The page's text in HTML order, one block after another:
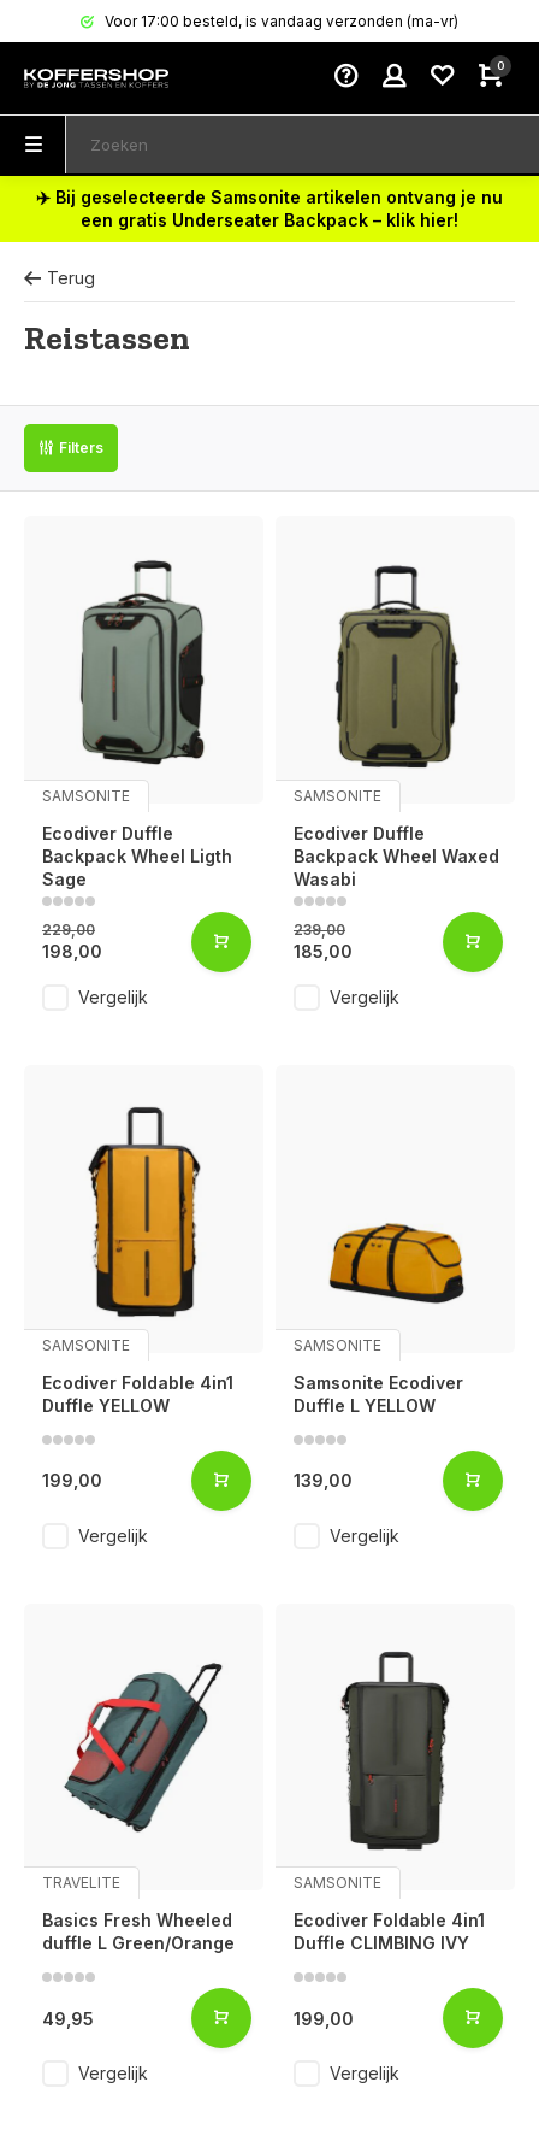
Voor 17:00 besteld, is vandaag verzonden (ma-vr)
0
✈️ Bij geselecteerde Samsonite artikelen ontvang je nu
een gratis Underseater Backpack – klik hier!
Terug
Reistassen
Filters
SAMSONITE
Ecodiver Duffle
Backpack Wheel Ligth
Sage
229,00
198,00
Vergelijk
SAMSONITE
Ecodiver Duffle
Backpack Wheel Waxed
Wasabi
239,00
185,00
Vergelijk
SAMSONITE
Ecodiver Foldable 4in1
Duffle YELLOW
199,00
Vergelijk
SAMSONITE
Samsonite Ecodiver
Duffle L YELLOW
139,00
Vergelijk
TRAVELITE
Basics Fresh Wheeled
duffle L Green/Orange
49,95
Vergelijk
SAMSONITE
Ecodiver Foldable 4in1
Duffle CLIMBING IVY
199,00
Vergelijk